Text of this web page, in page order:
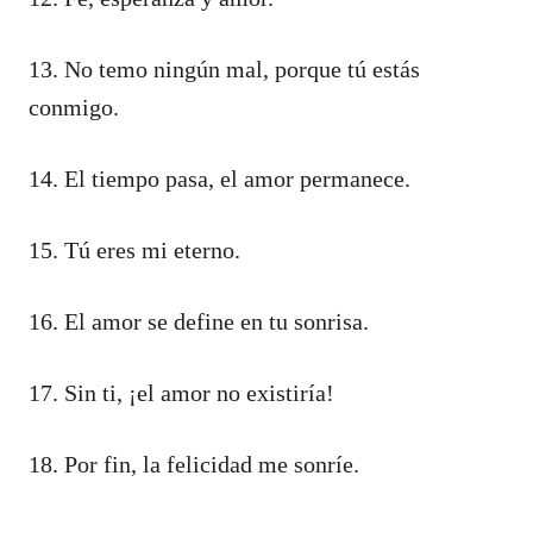
13. No temo ningún mal, porque tú estás
conmigo.
14. El tiempo pasa, el amor permanece.
15. Tú eres mi eterno.
16. El amor se define en tu sonrisa.
17. Sin ti, ¡el amor no existiría!
18. Por fin, la felicidad me sonríe.